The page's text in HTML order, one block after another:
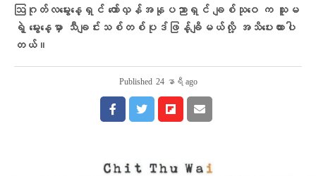
ဩဂုတ်လမွေးနေ့ရှင် တော်လှန်အနုပညာရှင် ချစ်သုဝေ က သူမ
ရဲ့ မွေးနေ့မှာ သီချင်းသစ်တစ်ပုဒ်ဖြန့်ချိမယ်လို့ အသိပေးထားပါ
တယ်။
Published 24 နာရီ ago